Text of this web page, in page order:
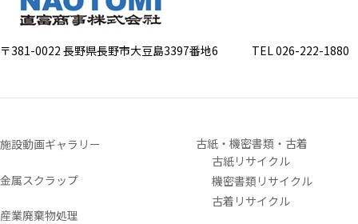
〒381-0022 長野県長野市大豆島3397番地6 TEL 026-222-1880
施設動画ギャラリー
金属スクラップ
産業廃棄物処理
古紙・機密書類・古着
古紙リサイクル
機密書類リサイクル
古着リサイクル